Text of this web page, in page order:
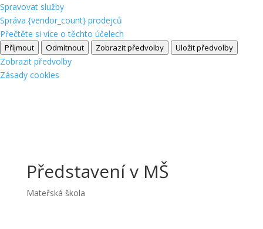
Spravovat služby
Správa {vendor_count} prodejců
Přečtěte si více o těchto účelech
Příjmout Odmítnout Zobrazit předvolby Uložit předvolby
Zobrazit předvolby
Zásady cookies
Představení v MŠ
Mateřská škola